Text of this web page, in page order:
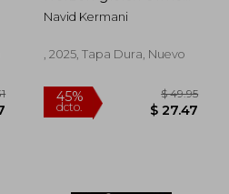
(en Alemán)
Navid Kermani
, 2025, Tapa Dura, Nuevo